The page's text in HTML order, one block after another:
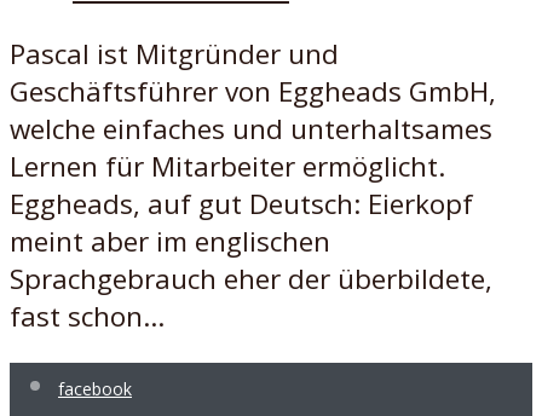
Pascal ist Mitgründer und
Geschäftsführer von Eggheads GmbH,
welche einfaches und unterhaltsames
Lernen für Mitarbeiter ermöglicht.
Eggheads, auf gut Deutsch: Eierkopf
meint aber im englischen
Sprachgebrauch eher der überbildete,
fast schon...
facebook